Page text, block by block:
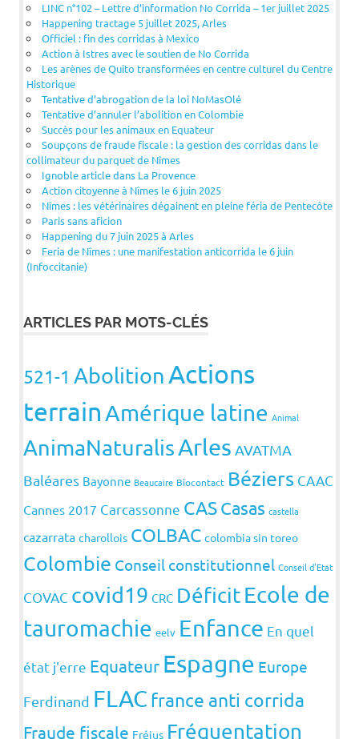
LINC n°102 – Lettre d’information No Corrida – 1er juillet 2025
Happening tractage 5 juillet 2025, Arles
Officiel : fin des corridas à Mexico
Action à Istres avec le soutien de No Corrida
Les arènes de Quito transformées en centre culturel du Centre
Historique
Tentative d’abrogation de la loi NoMasOlé
Tentative d’annuler l’abolition en Colombie
Succès pour les animaux en Equateur
Soupçons de fraude fiscale : la gestion des corridas dans le
collimateur du parquet de Nîmes
Ignoble article dans La Provence
Action citoyenne à Nîmes le 6 juin 2025
Nîmes : les vétérinaires dégainent en pleine féria de Pentecôte
Paris sans aficion
Happening du 7 juin 2025 à Arles
Feria de Nîmes : une manifestation anticorrida le 6 juin
(Infoccitanie)
ARTICLES PAR MOTS-CLÉS
521-1 AbolitionActions
terrainAmérique latine Animal
AnimaNaturalisArles AVATMA
Baléares Bayonne Beaucaire Biocontact Béziers CAAC
Cannes 2017 Carcassonne CASCasas castella
cazarrata charollois COLBAC colombia sin toreo
Colombie Conseil constitutionnel Conseil d'Etat
COVAC covid19 CRC DéficitEcole de
tauromachie eelv Enfance En quel
état j'erre Equateur Espagne Europe
Ferdinand FLAC france anti corrida
Fraude fiscale Fréjus Fréquentation